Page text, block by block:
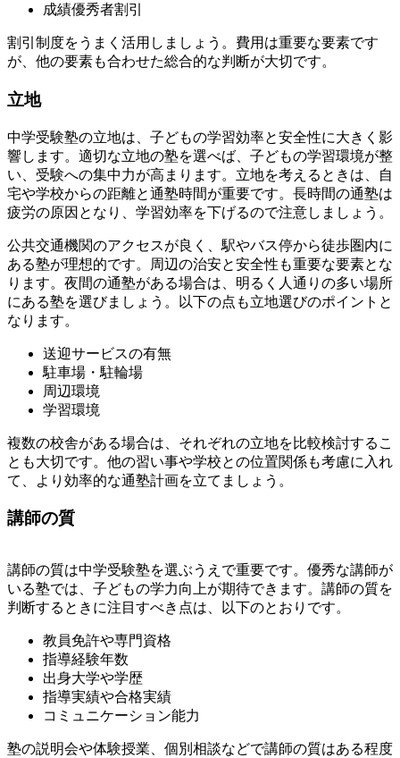
成績優秀者割引
割引制度をうまく活用しましょう。費用は重要な要素です
が、他の要素も合わせた総合的な判断が大切です。
立地
中学受験塾の立地は、子どもの学習効率と安全性に大きく影
響します。適切な立地の塾を選べば、子どもの学習環境が整
い、受験への集中力が高まります。立地を考えるときは、自
宅や学校からの距離と通塾時間が重要です。長時間の通塾は
疲労の原因となり、学習効率を下げるので注意しましょう。
公共交通機関のアクセスが良く、駅やバス停から徒歩圏内に
ある塾が理想的です。周辺の治安と安全性も重要な要素とな
ります。夜間の通塾がある場合は、明るく人通りの多い場所
にある塾を選びましょう。以下の点も立地選びのポイントと
なります。
送迎サービスの有無
駐車場・駐輪場
周辺環境
学習環境
複数の校舎がある場合は、それぞれの立地を比較検討するこ
とも大切です。他の習い事や学校との位置関係も考慮に入れ
て、より効率的な通塾計画を立てましょう。
講師の質
講師の質は中学受験塾を選ぶうえで重要です。優秀な講師が
いる塾では、子どもの学力向上が期待できます。講師の質を
判断するときに注目すべき点は、以下のとおりです。
教員免許や専門資格
指導経験年数
出身大学や学歴
指導実績や合格実績
コミュニケーション能力
塾の説明会や体験授業、個別相談などで講師の質はある程度